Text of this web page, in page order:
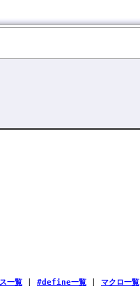
一覧 #define一覧 マクロ一覧